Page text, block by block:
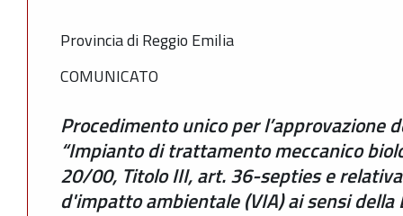
Provincia di Reggio Emilia
COMUNICATO
Procedimento unico per l’approvazione
“Impianto di trattamento meccanico
20/00, Titolo III, art. 36-septies e
d'impatto ambientale (VIA) ai sensi della